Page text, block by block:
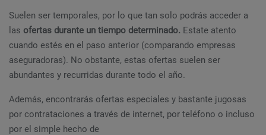
Suelen ser temporales, por lo que tan solo podrás acceder a
las ofertas durante un tiempo determinado. Estate atento
cuando estés en el paso anterior (comparando empresas
aseguradoras). No obstante, estas ofertas suelen ser
abundantes y recurridas durante todo el año.
Además, encontrarás ofertas especiales y bastante jugosas
por contrataciones a través de internet, por teléfono o incluso
por el simple hecho de